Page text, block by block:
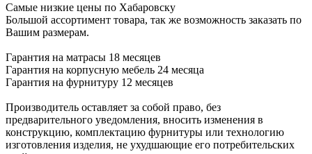
Самые низкие цены по Хабаровску
Большой ассортимент товара, так же возможность заказать по
Вашим размерам.
Гарантия на матрасы 18 месяцев
Гарантия на корпусную мебель 24 месяца
Гарантия на фурнитуру 12 месяцев
Производитель оставляет за собой право, без
предварительного уведомления, вносить изменения в
конструкцию, комплектацию фурнитуры или технологию
изготовления изделия, не ухудшающие его потребительских